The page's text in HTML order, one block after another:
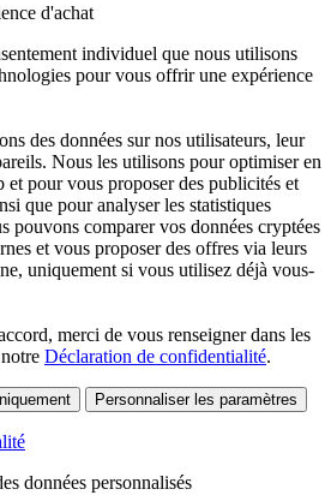
d'achat
individuel que nous utilisons
pour vous offrir une expérience
des données sur nos utilisateurs, leur
Nous les utilisons pour optimiser en
et pour vous proposer des publicités et
que pour analyser les statistiques
pouvons comparer vos données cryptées
et vous proposer des offres via leurs
uniquement si vous utilisez déjà vous-
merci de vous renseigner dans les
Déclaration de confidentialité.
Personnaliser les paramètres
données personnalisés